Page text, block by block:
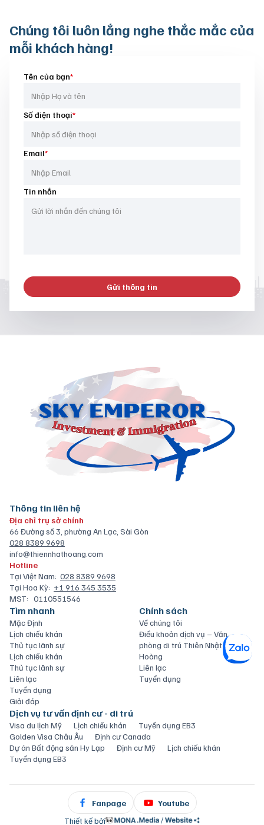
Chúng tôi luôn lắng nghe thắc mắc của
mỗi khách hàng!
Tên của bạn*
Số điện thoại*
Email*
Tin nhắn
Gửi thông tin
Thông tin liên hệ
Địa chỉ trụ sở chính
66 Đường số 3, phường An Lạc, Sài Gòn
028 8389 9698
info@thiennhathoang.com
Hotline
Tại Việt Nam: 028 8389 9698
Tại Hoa Kỳ: +1 916 345 3535
MST: 0110551546
Tìm nhanh
Mặc Định
Lịch chiếu khán
Thủ tục lãnh sự
Lịch chiếu khán
Thủ tục lãnh sự
Liên lạc
Tuyển dụng
Giải đáp
Chính sách
Về chúng tôi
Điều khoản dịch vụ – Văn
phòng di trú Thiên Nhật
Hoàng
Liên lạc
Tuyển dụng
Dịch vụ tư vấn định cư - di trú
Visa du lịch Mỹ Lịch chiếu khán
Tuyển dụng EB3
Golden Visa Châu Âu
Định cư Canada
Dự án Bất động sản Hy Lạp
Định cư Mỹ
Lịch chiếu khán
Tuyển dụng EB3
Fanpage
Youtube
Thiết kế bởi